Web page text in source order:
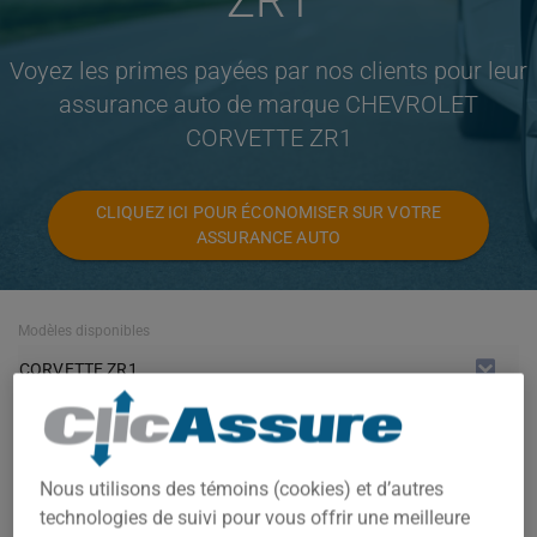
Voyez les primes payées par nos clients pour leur
assurance auto de marque CHEVROLET
CORVETTE ZR1
CLIQUEZ ICI POUR ÉCONOMISER SUR VOTRE
ASSURANCE AUTO
Modèles disponibles
CORVETTE ZR1
Année
TOUTES LES ANNÉES
Villes
Nous utilisons des témoins (cookies) et d’autres
technologies de suivi pour vous offrir une meilleure